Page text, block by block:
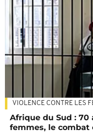
VIOLENCE CONTRE LES
Afrique du Sud : 70
femmes, le combat